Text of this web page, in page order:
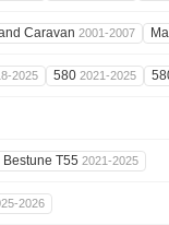
Caravan 2001-2007
2025 580 2021-2025
Bestune T55 2021-2025
2026